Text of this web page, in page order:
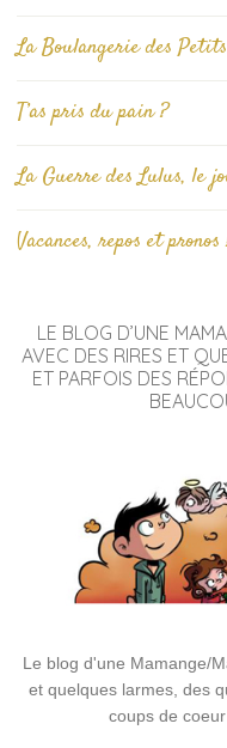
La Boulangerie des Petits
T’as pris du pain ?
La Guerre des Lulus, le
Vacances, repos et pronos
LE BLOG D’UNE
AVEC DES RIRES ET
ET PARFOIS DES
Le blog d'une Mamange/
et quelques larmes, des
coups de